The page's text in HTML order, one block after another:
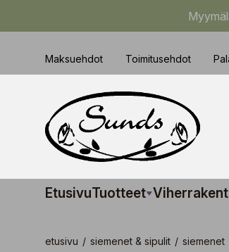
Maksuehdot Toimitusehdot
EtusivuTuotteet
etusivu / siemenet & sipulit / siemenet